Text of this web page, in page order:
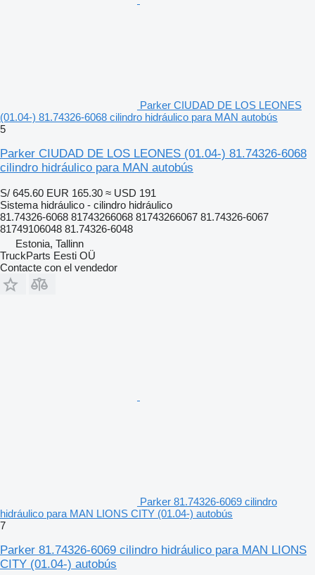
Parker CIUDAD DE LOS LEONES
(01.04-) 81.74326-6068 cilindro hidráulico para MAN autobús
5
Parker CIUDAD DE LOS LEONES (01.04-) 81.74326-6068
cilindro hidráulico para MAN autobús
S/ 645.60 EUR 165.30 ≈ USD 191
Sistema hidráulico - cilindro hidráulico
81.74326-6068 81743266068 81743266067 81.74326-6067
81749106048 81.74326-6048
Estonia, Tallinn
TruckParts Eesti OÜ
Contacte con el vendedor
Parker 81.74326-6069 cilindro
hidráulico para MAN LIONS CITY (01.04-) autobús
7
Parker 81.74326-6069 cilindro hidráulico para MAN LIONS
CITY (01.04-) autobús